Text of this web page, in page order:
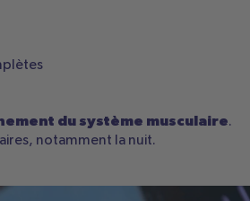
du système musculaire.
notamment la nuit.